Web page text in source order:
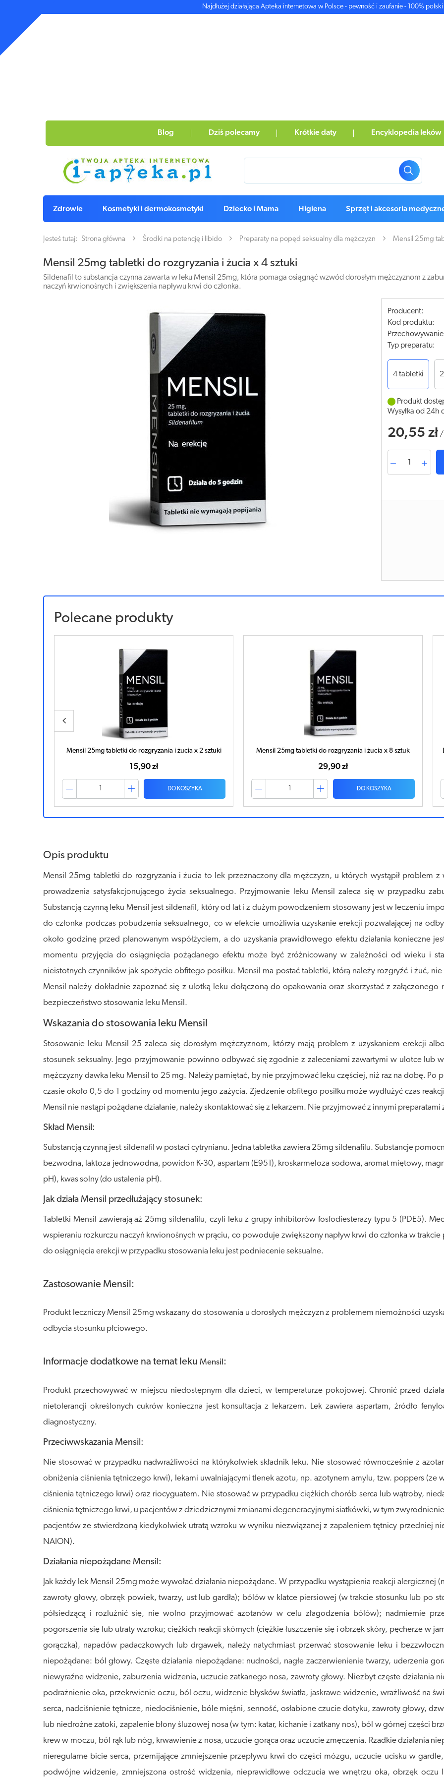
Najdłużej działająca Apteka internetowa w Polsce - pewność i zaufanie - 100% polski
Blog Dziś polecamy Krótkie daty Encyklopedia leków
Zdrowie Kosmetyki i dermokosmetyki Dziecko i Mama Higiena Sprzęt i akcesoria
Jesteś tutaj: Strona główna Środki na potencję i libido Preparaty na popęd seksualny dla mężczyzn Mensil 25mg
Mensil 25mg tabletki do rozgryzania i żucia x 4 sztuki
Sildenafil to substancja czynna zawarta w leku Mensil 25mg, która pomaga osiągnąć wzwód dorosłym mężczyznom z
naczyń krwionośnych i zwiększenia napływu krwi do członka.
Producent:
Kod produktu:
Typ preparatu:
4 tabletki
Produkt
Wysyłka od 24h
20,55 zł
Polecane produkty
Mensil 25mg tabletki do rozgryzania i żucia x 2 sztuki
15,90 zł
DO KOSZYKA
Mensil 25mg tabletki do rozgryzania i żucia x 8 sztuk
29,90 zł
DO KOSZYKA
Opis produktu
Mensil 25mg tabletki do rozgryzania i żucia to lek przeznaczony dla mężczyzn, u których wystąpił problem
prowadzenia satysfakcjonującego życia seksualnego. Przyjmowanie leku Mensil zaleca się w przypadku
Substancją czynną leku Mensil jest sildenafil, który od lat i z dużym powodzeniem stosowany jest w leczeniu
do członka podczas pobudzenia seksualnego, co w efekcie umożliwia uzyskanie erekcji pozwalającej na
około godzinę przed planowanym współżyciem, a do uzyskania prawidłowego efektu działania konieczne
momentu przyjęcia do osiągnięcia pożądanego efektu może być zróżnicowany w zależności od wieku i
nieistotnych czynników jak spożycie obfitego posiłku. Mensil ma postać tabletki, którą należy rozgryźć i żuć,
Mensil należy dokładnie zapoznać się z ulotką leku dołączoną do opakowania oraz skorzystać z
bezpieczeństwo stosowania leku Mensil.
Wskazania do stosowania leku Mensil
Stosowanie leku Mensil 25 zaleca się dorosłym mężczyznom, którzy mają problem z uzyskaniem erekcji
stosunek seksualny. Jego przyjmowanie powinno odbywać się zgodnie z zaleceniami zawartymi w ulotce lub
mężczyzny dawka leku Mensil to 25 mg. Należy pamiętać, by nie przyjmować leku częściej, niż raz na dobę. Po
czasie około 0,5 do 1 godziny od momentu jego zażycia. Zjedzenie obfitego posiłku może wydłużyć czas
Mensil nie nastąpi pożądane działanie, należy skontaktować się z lekarzem. Nie przyjmować z innymi preparatami
Skład Mensil:
Substancją czynną jest sildenafil w postaci cytrynianu. Jedna tabletka zawiera 25mg sildenafilu. Substancje
bezwodna, laktoza jednowodna, powidon K-30, aspartam (E951), kroskarmeloza sodowa, aromat miętowy,
pH), kwas solny (do ustalenia pH).
Jak działa Mensil przedłużający stosunek:
Tabletki Mensil zawierają aż 25mg sildenafilu, czyli leku z grupy inhibitorów fosfodiesterazy typu 5 (PDE5).
wspieraniu rozkurczu naczyń krwionośnych w prąciu, co powoduje zwiększony napływ krwi do członka w
do osiągnięcia erekcji w przypadku stosowania leku jest podniecenie seksualne.
Zastosowanie Mensil:
Produkt leczniczy Mensil 25mg wskazany do stosowania u dorosłych mężczyzn z problemem niemożności
odbycia stosunku płciowego.
Informacje dodatkowe na temat leku Mensil :
Produkt przechowywać w miejscu niedostępnym dla dzieci, w temperaturze pokojowej. Chronić przed
nietolerancji określonych cukrów konieczna jest konsultacja z lekarzem. Lek zawiera aspartam, źródło
diagnostyczny.
Przeciwwskazania Mensil:
Nie stosować w przypadku nadwrażliwości na którykolwiek składnik leku. Nie stosować równocześnie z
obniżenia ciśnienia tętniczego krwi), lekami uwalniającymi tlenek azotu, np. azotynem amylu, tzw. poppers
ciśnienia tętniczego krwi) oraz riocyguatem. Nie stosować w przypadku ciężkich chorób serca lub wątroby,
ciśnienia tętniczego krwi, u pacjentów z dziedzicznymi zmianami degeneracyjnymi siatkówki, w tym
pacjentów ze stwierdzoną kiedykolwiek utratą wzroku w wyniku niezwiązanej z zapaleniem tętnicy przedniej
NAION).
Działania niepożądane Mensil:
Jak każdy lek Mensil 25mg może wywołać działania niepożądane. W przypadku wystąpienia reakcji alergicznej
zawroty głowy, obrzęk powiek, twarzy, ust lub gardła); bólów w klatce piersiowej (w trakcie stosunku lub po
półsiedzącą i rozluźnić się, nie wolno przyjmować azotanów w celu złagodzenia bólów); nadmiernie
pogorszenia się lub utraty wzroku; ciężkich reakcji skórnych (ciężkie łuszczenie się i obrzęk skóry, pęcherze w
gorączka), napadów padaczkowych lub drgawek, należy natychmiast przerwać stosowanie leku i
niepożądane: ból głowy. Częste działania niepożądane: nudności, nagłe zaczerwienienie twarzy, uderzenia
niewyraźne widzenie, zaburzenia widzenia, uczucie zatkanego nosa, zawroty głowy. Niezbyt częste działania
podrażnienie oka, przekrwienie oczu, ból oczu, widzenie błysków światła, jaskrawe widzenie, wrażliwość na
serca, nadciśnienie tętnicze, niedociśnienie, bóle mięśni, senność, osłabione czucie dotyku, zawroty głowy,
lub niedrożne zatoki, zapalenie błony śluzowej nosa (w tym: katar, kichanie i zatkany nos), ból w górnej części
krew w moczu, ból rąk lub nóg, krwawienie z nosa, uczucie gorąca oraz uczucie zmęczenia. Rzadkie działania
nieregularne bicie serca, przemijające zmniejszenie przepływu krwi do części mózgu, uczucie ucisku w
podwójne widzenie, zmniejszona ostrość widzenia, nieprawidłowe odczucia we wnętrzu oka, obrzęk